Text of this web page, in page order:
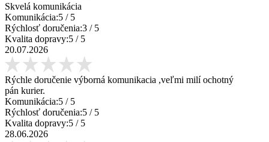
Skvelá komunikácia
Komunikácia:5 / 5
Rýchlosť doručenia:3 / 5
Kvalita dopravy:5 / 5
20.07.2026
Rýchle doručenie výborná komunikacia ,veľmi milí ochotný
pán kurier.
Komunikácia:5 / 5
Rýchlosť doručenia:5 / 5
Kvalita dopravy:5 / 5
28.06.2026